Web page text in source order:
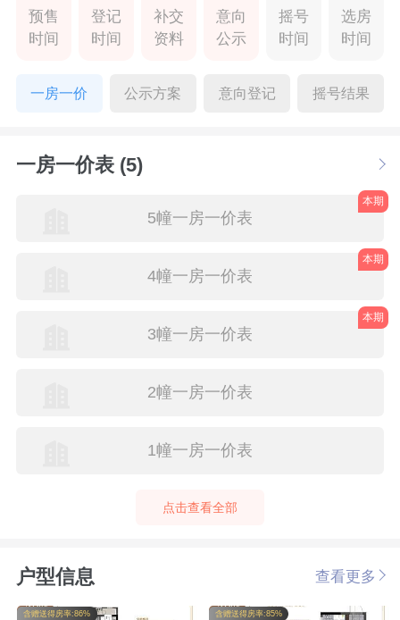
预售
时间
登记
时间
补交
资料
意向
公示
摇号
时间
选房
时间
一房一价 公示方案 意向登记 摇号结果
一房一价表 (5)
5幢一房一价表
本期
4幢一房一价表
本期
3幢一房一价表
本期
2幢一房一价表
1幢一房一价表
点击查看全部
户型信息 查看更多
含赠送得房率:86% 含赠送得房率:85%